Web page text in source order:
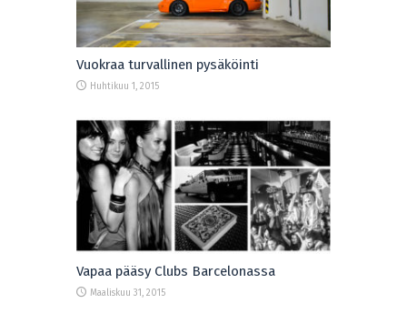
Vuokraa turvallinen pysäköinti
Huhtikuu 1, 2015
Vapaa pääsy Clubs Barcelonassa
Maaliskuu 31, 2015